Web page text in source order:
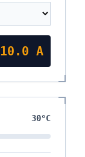
10.0 A
30°C